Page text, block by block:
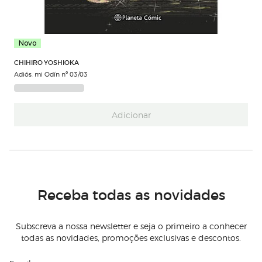
Novo
CHIHIRO YOSHIOKA
Adiós, mi Odín nº 03/03
Adicionar
Receba todas as novidades
Subscreva a nossa newsletter e seja o primeiro a conhecer
todas as novidades, promoções exclusivas e descontos.